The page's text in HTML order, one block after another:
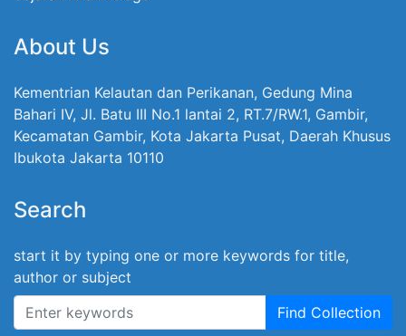
About Us
Kementrian Kelautan dan Perikanan, Gedung Mina
Bahari IV, Jl. Batu III No.1 lantai 2, RT.7/RW.1, Gambir,
Kecamatan Gambir, Kota Jakarta Pusat, Daerah Khusus
Ibukota Jakarta 10110
Search
start it by typing one or more keywords for title,
author or subject
Find Collection